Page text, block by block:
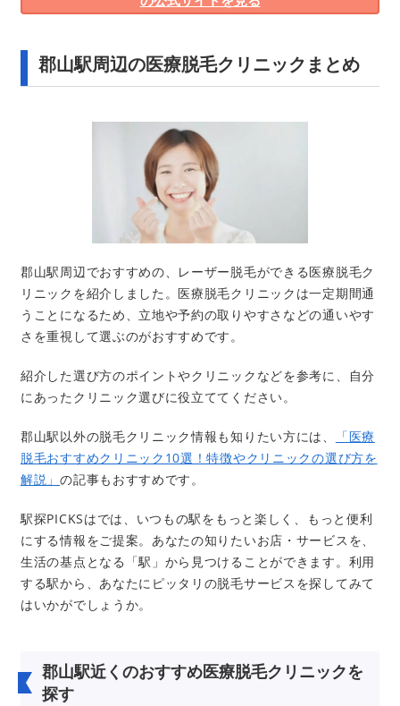
郡山駅周辺の医療脱毛クリニックまとめ
郡山駅周辺でおすすめの、レーザー脱毛ができる医療脱毛ク
リニックを紹介しました。医療脱毛クリニックは一定期間通
うことになるため、立地や予約の取りやすさなどの通いやす
さを重視して選ぶのがおすすめです。
紹介した選び方のポイントやクリニックなどを参考に、自分
にあったクリニック選びに役立ててください。
郡山駅以外の脱毛クリニック情報も知りたい方には、
「医療
脱毛おすすめクリニック10選！特徴やクリニックの選び方を
解説」の記事もおすすめです。
駅探PICKSはでは、いつもの駅をもっと楽しく、もっと便利
にする情報をご提案。あなたの知りたいお店・サービスを、
生活の基点となる「駅」から見つけることができます。利用
する駅から、あなたにピッタリの脱毛サービスを探してみて
はいかがでしょうか。
郡山駅近くのおすすめ医療脱毛クリニックを
探す